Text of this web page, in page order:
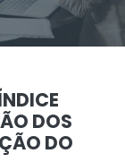
DOS
DO